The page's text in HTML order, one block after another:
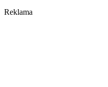
Reklama